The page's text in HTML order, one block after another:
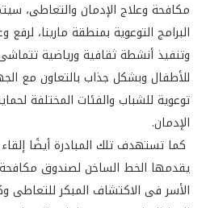
مكافحة وعلاج الإدمان والتعاطى،
البرامج التوعوية بمنطقة مارينا، لرفع
وتنفيذ أنشطة ثقافية ورياضية
للأطفال وبشكل جذاب بالتعاون مع
توعوية للشباب والفئات المختلفة
الإدمان.
كما تستهدف تلك المبادرة أيضًا
يقدمها الخط الساخن لصندوق مكافحة
الأسر فى الاكتشاف المبكر للتعاطى